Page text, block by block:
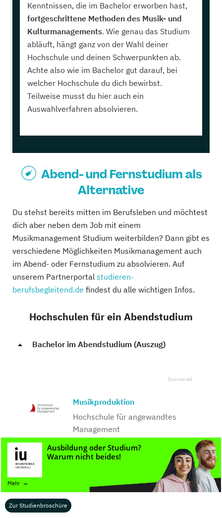
Zur Studienbroschüre
Mehr
Kenntnissen, die im Bachelor erworben hast,
fortgeschrittene Methoden des Musik- und
Kulturmanagements. Wie genau das Studium
abläuft, hängt ganz von der Wahl deiner
Hochschule und deinen Schwerpunkten ab.
Achte also wie im Bachelor gut darauf, bei
welcher Hochschule du dich bewirbst.
Teilweise musst du hier auch ein
Auswahlverfahren absolvieren.
Abend- und Fernstudium als
Alternative
Du stehst bereits mitten im Berufsleben und möchtest
dich aber neben dem Job mit einem
Musikmanagement Studium weiterbilden? Dann gibt es
verschiedene Möglichkeiten Musikmanagement auch
im Abend- oder Fernstudium zu absolvieren. Auf
unserem Partnerportal studieren-
berufsbegleitend.de findest du alle wichtigen Infos.
Hochschulen für ein Abendstudium
Bachelor im Abendstudium (Auszug)
Musikproduktion
Hochschule für angewandtes
Management
Kostenloses
Infomaterial
Musikmanagement